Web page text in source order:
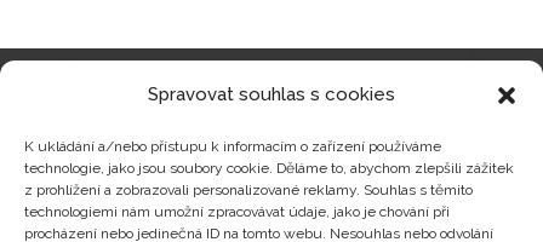
Spravovat souhlas s cookies
K ukládání a/nebo přístupu k informacím o zařízení používáme
technologie, jako jsou soubory cookie. Děláme to, abychom zlepšili zážitek
z prohlížení a zobrazovali personalizované reklamy. Souhlas s těmito
technologiemi nám umožní zpracovávat údaje, jako je chování při
procházení nebo jedinečná ID na tomto webu. Nesouhlas nebo odvolání